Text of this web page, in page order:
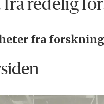
redelig
fra